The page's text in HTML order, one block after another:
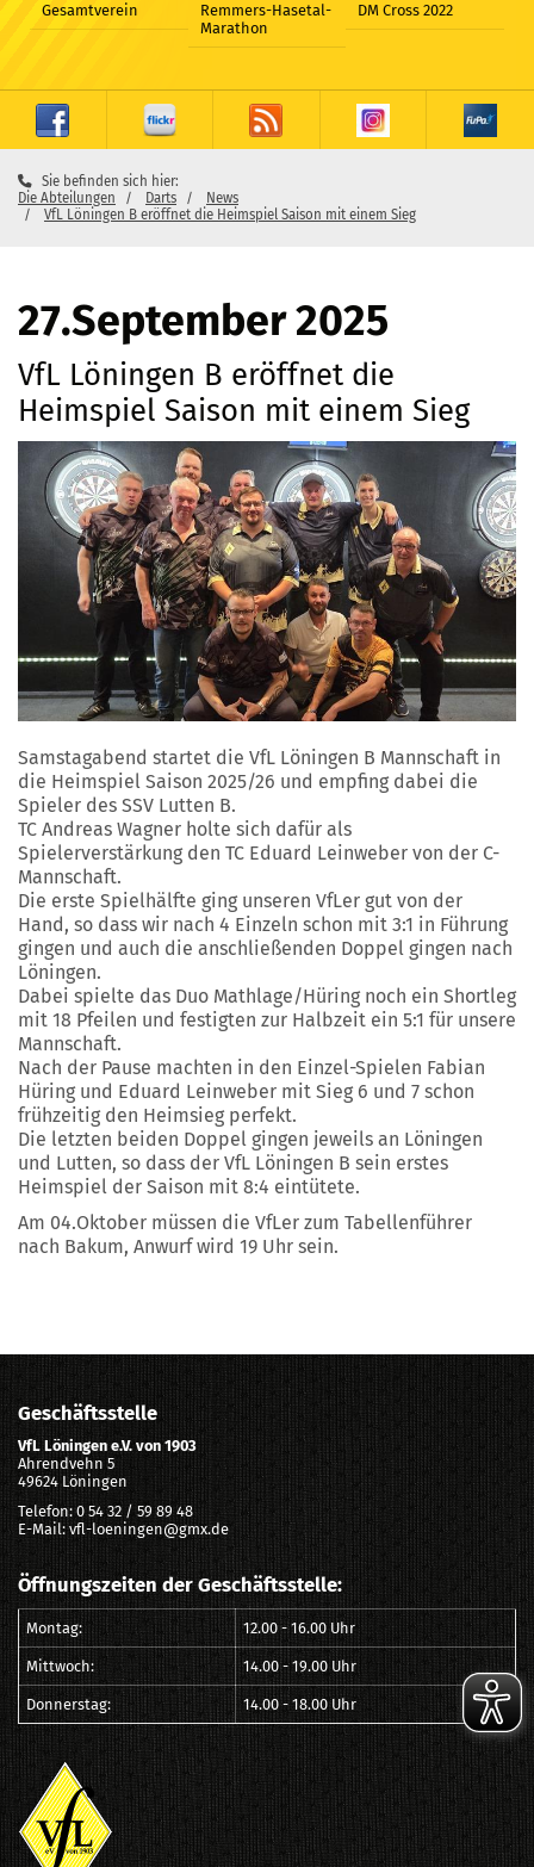
Gesamtverein
Remmers-Hasetal-
Marathon
DM Cross 2022
Sie befinden sich hier:
Die Abteilungen
Darts
News
VfL Löningen B eröffnet die Heimspiel Saison mit einem Sieg
27.September 2025
VfL Löningen B eröffnet die
Heimspiel Saison mit einem Sieg
Samstagabend startet die VfL Löningen B Mannschaft in
die Heimspiel Saison 2025/26 und empfing dabei die
Spieler des SSV Lutten B.
TC Andreas Wagner holte sich dafür als
Spielerverstärkung den TC Eduard Leinweber von der C-
Mannschaft.
Die erste Spielhälfte ging unseren VfLer gut von der
Hand, so dass wir nach 4 Einzeln schon mit 3:1 in Führung
gingen und auch die anschließenden Doppel gingen nach
Löningen.
Dabei spielte das Duo Mathlage/Hüring noch ein Shortleg
mit 18 Pfeilen und festigten zur Halbzeit ein 5:1 für unsere
Mannschaft.
Nach der Pause machten in den Einzel-Spielen Fabian
Hüring und Eduard Leinweber mit Sieg 6 und 7 schon
frühzeitig den Heimsieg perfekt.
Die letzten beiden Doppel gingen jeweils an Löningen
und Lutten, so dass der VfL Löningen B sein erstes
Heimspiel der Saison mit 8:4 eintütete.
Am 04.Oktober müssen die VfLer zum Tabellenführer
nach Bakum, Anwurf wird 19 Uhr sein.
Geschäftsstelle
VfL Löningen e.V. von 1903
Ahrendvehn 5
49624 Löningen
Telefon: 0 54 32 / 59 89 48
E-Mail: vfl-loeningen@gmx.de
Öffnungszeiten der Geschäftsstelle:
Montag: 12.00 - 16.00 Uhr
Mittwoch: 14.00 - 19.00 Uhr
Donnerstag: 14.00 - 18.00 Uhr